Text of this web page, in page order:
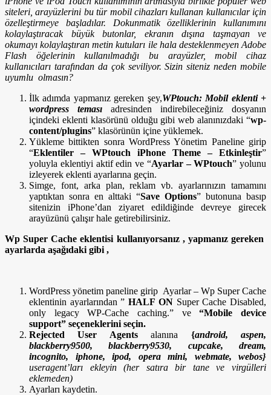
siteleri, arayüzlerini bu tür mobil cihazları kullanan kullanıcılar için
özelleştirmeye başladılar. Dokunmatik özelliklerinin kullanımını
kolaylaştıracak büyük butonlar, ekranın dışına taşmayan ve
okumayı kolaylaştıran metin kutuları ile hala desteklenmeyen Adobe
Flash öğelerinin kullanılmadığı bu arayüzler, mobil cihaz
kullanıcıları tarafından da çok seviliyor. Sizin siteniz neden mobile
uyumlu olmasın?
İlk adımda yapmanız gereken şey,WPtouch: Mobil eklenti +
wordpress teması adresinden indirebileceğiniz dosyanın
içindeki eklenti klasörünü olduğu gibi web alanınızdaki “wp-
content/plugins” klasörünün içine yüklemek.
Yükleme bittikten sonra WordPress Yönetim Paneline girip
“Eklentiler – WPtouch iPhone Theme – Etkinleştir”
yoluyla eklentiyi aktif edin ve “Ayarlar – WPtouch” yolunu
izleyerek eklenti ayarlarına geçin.
Simge, font, arka plan, reklam vb. ayarlarınızın tamamını
yaptıktan sonra en alttaki “Save Options” butonuna basıp
sitenizin iPhone’dan ziyaret edildiğinde devreye girecek
arayüzünü çalışır hale getirebilirsiniz.
Wp Super Cache eklentisi kullanıyorsanız , yapmanız gereken
ayarlarda aşağıdaki gibi ,
WordPress yönetim paneline girip Ayarlar – Wp Super Cache
eklentinin ayarlarından ”HALF ONSuper Cache Disabled,
only legacy WP-Cache caching.” ve“Mobile device
support” seçeneklerini seçin.
Rejected User Agentsalanına {android, aspen,
blackberry9500, blackberry9530, cupcake, dream,
incognito, iphone, ipod, opera mini, webmate, webos}
useragent’ları ekleyin (her satıra bir tane ve virgülleri
eklemeden)
Ayarları kaydetin.